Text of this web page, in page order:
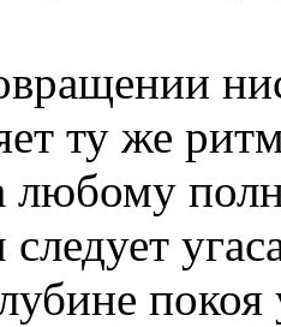
ту же
любому
следует